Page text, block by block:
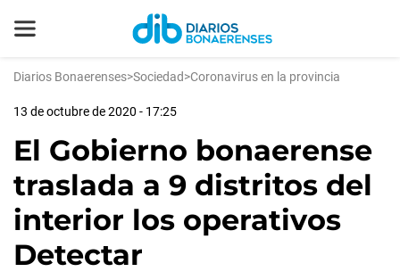
Diarios Bonaerenses>Sociedad>Coronavirus en la provincia
13 de octubre de 2020 - 17:25
El Gobierno bonaerense
traslada a 9 distritos del
interior los operativos
Detectar